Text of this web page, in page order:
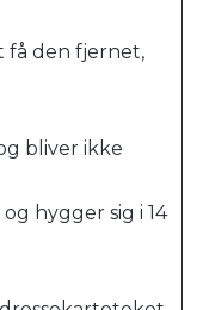
få den fjernet,
bliver ikke
hygger sig i 14